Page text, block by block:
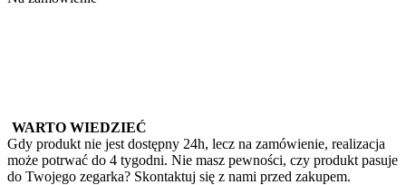
WARTO WIEDZIEĆ
Gdy produkt nie jest dostępny 24h, lecz na zamówienie, realizacja
może potrwać do 4 tygodni. Nie masz pewności, czy produkt pasuje
do Twojego zegarka? Skontaktuj się z nami przed zakupem.